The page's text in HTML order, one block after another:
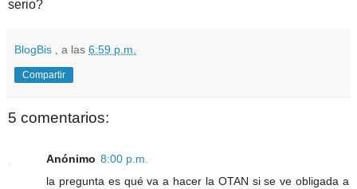
serio?
BlogBis , a las 6:59 p.m.
Compartir
5 comentarios:
Anónimo 8:00 p.m.
la pregunta es qué va a hacer la OTAN si se ve obligada a